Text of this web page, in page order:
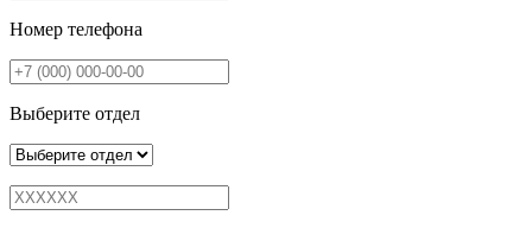
Номер телефона
Выберите отдел